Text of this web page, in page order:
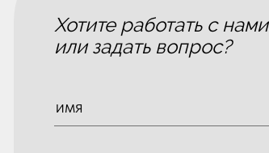
Хотите работать с нами
или задать вопрос?